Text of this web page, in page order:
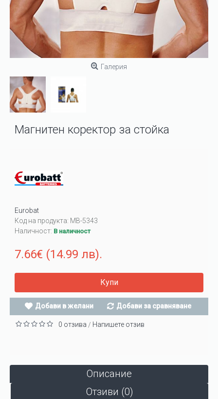
Галерия
Магнитен коректор за стойка
Eurobat
Код на продукта: MB-5343
Наличност: В наличност
7.66€ (14.99 лв).
Купи
Добави в желани Добави за сравняване
0 отзива / Напишете отзив
Описание
Отзиви (0)